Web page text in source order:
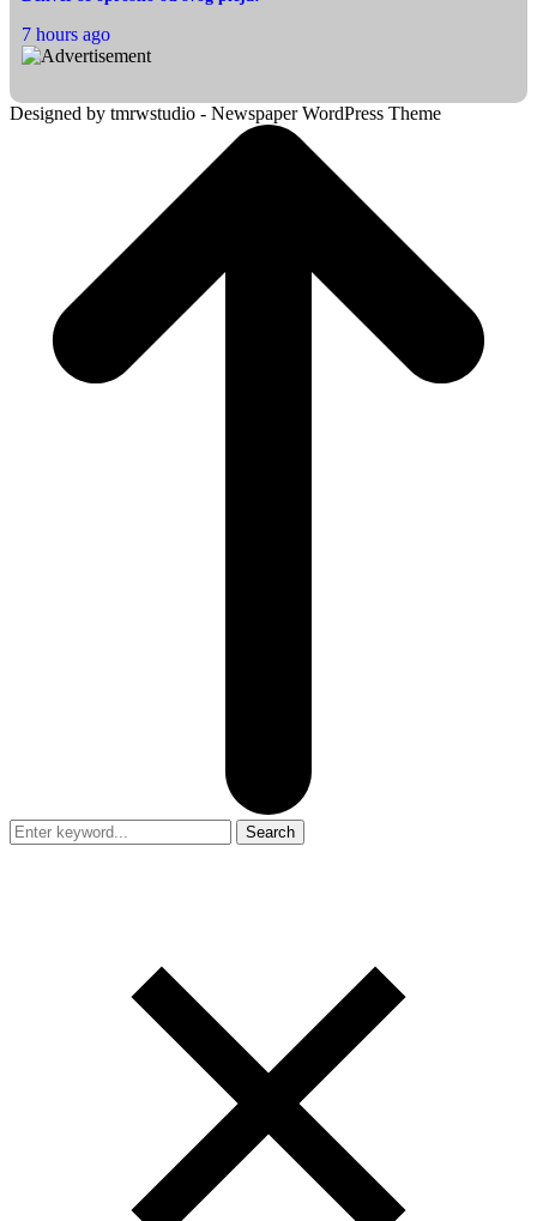
7 hours ago
Designed by tmrwstudio - Newspaper WordPress Theme
Search